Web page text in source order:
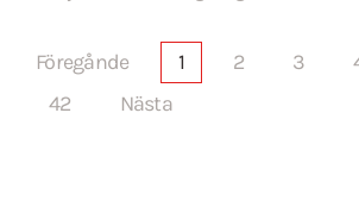
Föregånde 1 2 3
42
Nästa